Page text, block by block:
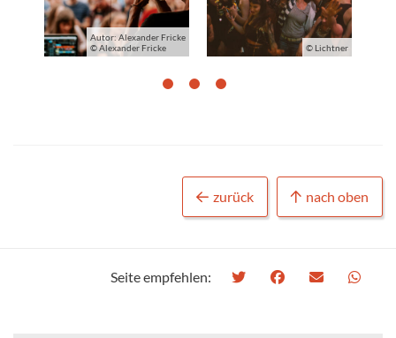
Autor: Alexander Fricke
© Alexander Fricke
© Lichtner
zurück nach oben
Seite empfehlen: